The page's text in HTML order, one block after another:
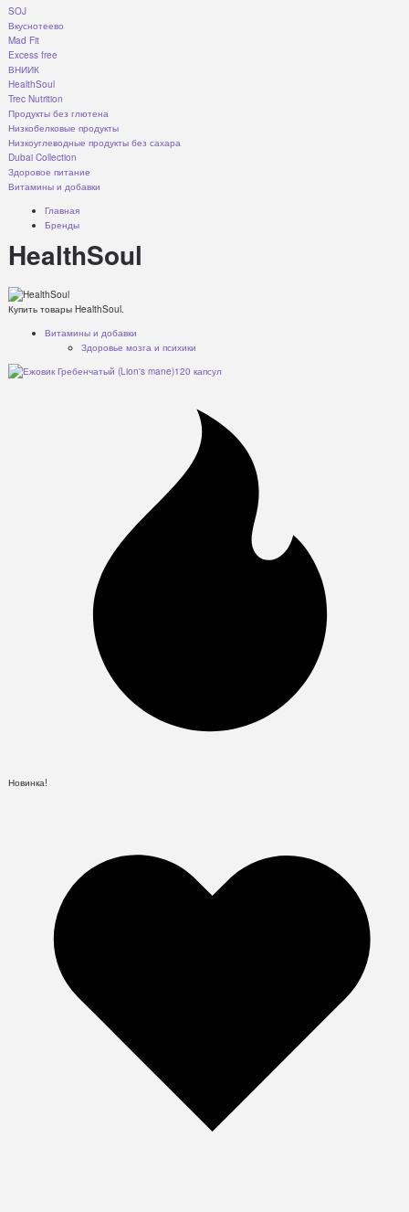
SOJ
Вкуснотеево
Mad Fit
Excess free
ВНИИК
HealthSoul
Trec Nutrition
Продукты без глютена
Низкобелковые продукты
Низкоуглеводные продукты без сахара
Dubai Collection
Здоровое питание
Витамины и добавки
Главная
Бренды
HealthSoul
Купить товары HealthSoul.
Витамины и добавки
Здоровье мозга и психики
Новинка!